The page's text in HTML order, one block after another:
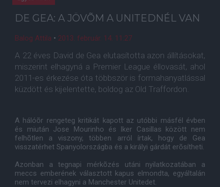
DE GEA: A JÖVÕM A UNITEDNÉL VAN
Balog Attila • 2013. február. 14. 11:27
A 22 éves David de Gea elutasította azon állításokat,
miszerint elhagyná a Premier League éllovasát, ahol
2011-es érkezése óta többször is formahanyatlással
küzdött és kijelentette, boldog az Old Traffordon.
A hálóõr rengeteg kritikát kapott az utóbbi másfél évben
és miután Jose Mourinho és Iker Casillas között nem
felhõtlen a viszony, többen arról írtak, hogy de Gea
visszatérhet Spanyolországba és a királyi gárdát erõsítheti.
Azonban a tegnapi mérkõzés utáni nyilatkozatában a
meccs emberének választott kapus elmondta, egyáltalán
nem tervezi elhagyni a Manchester Unitedet.